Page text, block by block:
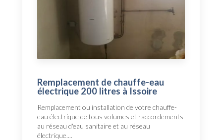
Remplacement de chauffe-eau
électrique 200 litres à Issoire
Remplacement ou installation de votre chauffe-
eau électrique de tous volumes et raccordements
au réseau d'eau sanitaire et au réseau
électrique....